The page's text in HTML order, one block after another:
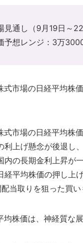
見通し（9月19日～22
予想レンジ：3万
市場の日経平均株
市場の日経平均株
利上げ懸念が後退し
内の長期金利上昇が
経平均株価の押し上
当取りを狙った買い
株価は、神経質な展